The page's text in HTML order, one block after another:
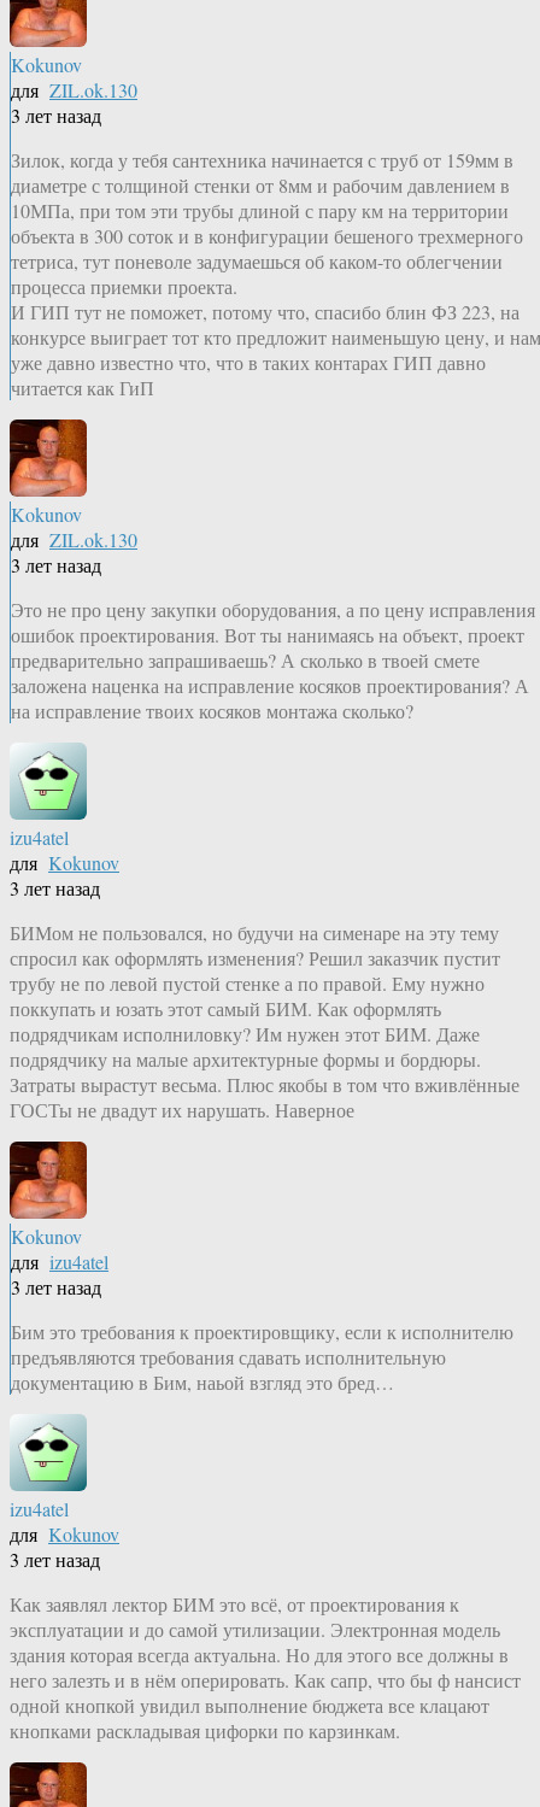
Kokunov
для ZIL.ok.130
3 лет назад
Зилок, когда у тебя сантехника начинается с труб от 159мм в
диаметре с толщиной стенки от 8мм и рабочим давлением в
10МПа, при том эти трубы длиной с пару км на территории
объекта в 300 соток и в конфигурации бешеного трехмерного
тетриса, тут поневоле задумаешься об каком-то облегчении
процесса приемки проекта.
И ГИП тут не поможет, потому что, спасибо блин ФЗ 223, на
конкурсе выиграет тот кто предложит наименьшую цену, и нам
уже давно известно что, что в таких контарах ГИП давно
читается как ГиП
Kokunov
для ZIL.ok.130
3 лет назад
Это не про цену закупки оборудования, а по цену исправления
ошибок проектирования. Вот ты нанимаясь на объект, проект
предварительно запрашиваешь? А сколько в твоей смете
заложена наценка на исправление косяков проектирования? А
на исправление твоих косяков монтажа сколько?
izu4atel
для Kokunov
3 лет назад
БИМом не пользовался, но будучи на сименаре на эту тему
спросил как оформлять изменения? Решил заказчик пустит
трубу не по левой пустой стенке а по правой. Ему нужно
поккупать и юзать этот самый БИМ. Как оформлять
подрядчикам исполниловку? Им нужен этот БИМ. Даже
подрядчику на малые архитектурные формы и бордюры.
Затраты вырастут весьма. Плюс якобы в том что вживлённые
ГОСТы не двадут их нарушать. Наверное
Kokunov
для izu4atel
3 лет назад
Бим это требования к проектировщику, если к исполнителю
предъявляются требования сдавать исполнительную
документацию в Бим, наьой взгляд это бред…
izu4atel
для Kokunov
3 лет назад
Как заявлял лектор БИМ это всё, от проектирования к
эксплуатации и до самой утилизации. Электронная модель
здания которая всегда актуальна. Но для этого все должны в
него залезть и в нём оперировать. Как сапр, что бы ф нансист
одной кнопкой увидил выполнение бюджета все клацают
кнопками раскладывая цифорки по карзинкам.